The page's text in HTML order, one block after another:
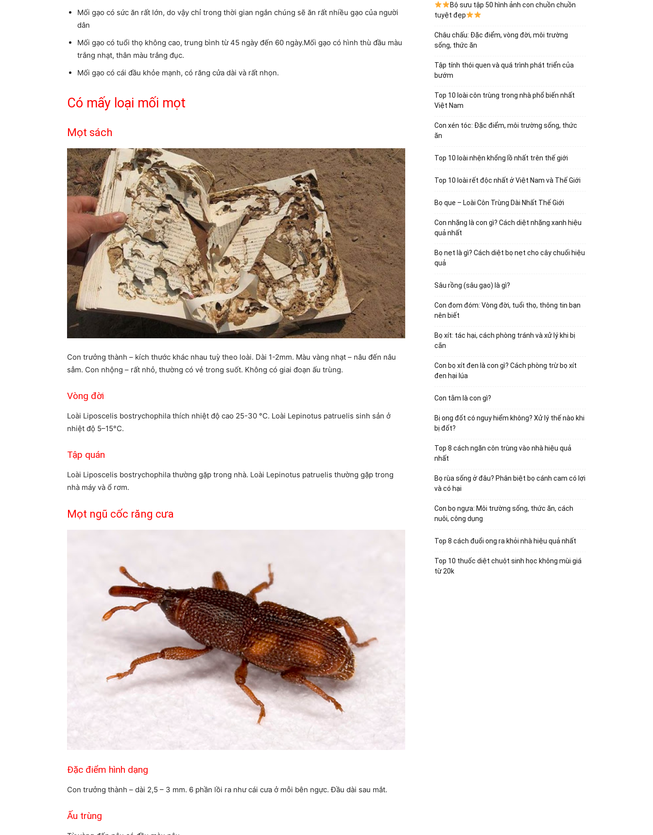
Mối gạo có sức ăn rất lớn, do vậy chỉ trong thời gian ngắn chúng sẽ ăn rất nhiều gạo của người
dân
Mối gạo có tuổi thọ không cao, trung bình từ 45 ngày đến 60 ngày.Mối gạo có hình thù đầu màu
trắng nhạt, thân màu trắng đục.
Mối gạo có cái đầu khỏe mạnh, có răng cửa dài và rất nhọn.
Có mấy loại mối mọt
Mọt sách
Con trưởng thành – kích thước khác nhau tuỳ theo loài. Dài 1-2mm. Màu vàng nhạt – nâu đến nâu
sẫm. Con nhộng – rất nhỏ, thường có vẻ trong suốt. Không có giai đoạn ấu trùng.
Vòng đời
Loài Liposcelis bostrychophila thích nhiệt độ cao 25-30 °C. Loài Lepinotus patruelis sinh sản ở
nhiệt độ 5–15°C.
Tập quán
Loài Liposcelis bostrychophila thường gặp trong nhà. Loài Lepinotus patruelis thường gặp trong
nhà máy và ổ rơm.
Mọt ngũ cốc răng cưa
Đặc điểm hình dạng
Con trưởng thành – dài 2,5 – 3 mm. 6 phần lồi ra như cái cưa ở mỗi bên ngực. Đầu dài sau mắt.
Ấu trùng
Bộ sưu tập 50 hình ảnh con chuồn chuồn
tuyệt đẹp
Châu chấu: Đặc điểm, vòng đời, môi trường
sống, thức ăn
Tập tính thói quen và quá trình phát triển của
bướm
Top 10 loài côn trùng trong nhà phổ biến nhất
Việt Nam
Con xén tóc: Đặc điểm, môi trường sống, thức
ăn
Top 10 loài nhện khổng lồ nhất trên thế giới
Top 10 loài rết độc nhất ở Việt Nam và Thế Giới
Bọ que – Loài Côn Trùng Dài Nhất Thế Giới
Con nhặng là con gì? Cách diệt nhặng xanh hiệu
quả nhất
Bọ nẹt là gì? Cách diệt bọ nẹt cho cây chuối hiệu
quả
Sâu rồng (sâu gạo) là gì?
Con đom đóm: Vòng đời, tuổi thọ, thông tin bạn
nên biết
Bọ xít: tác hại, cách phòng tránh và xử lý khi bị
cắn
Con bọ xít đen là con gì? Cách phòng trừ bọ xít
đen hại lúa
Con tằm là con gì?
Bị ong đốt có nguy hiểm không? Xử lý thế nào khi
bị đốt?
Top 8 cách ngăn côn trùng vào nhà hiệu quả
nhất
Bọ rùa sống ở đâu? Phân biệt bọ cánh cam có lợi
và có hại
Con bọ ngựa: Môi trường sống, thức ăn, cách
nuôi, công dụng
Top 8 cách đuổi ong ra khỏi nhà hiệu quả nhất
Top 10 thuốc diệt chuột sinh học không mùi giá
từ 20k